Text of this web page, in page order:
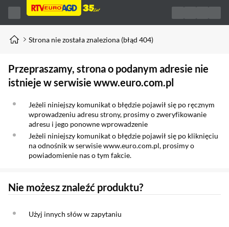
Strona nie została znaleziona (błąd 404)
Przepraszamy, strona o podanym adresie nie
istnieje w serwisie www.euro.com.pl
Jeżeli niniejszy komunikat o błędzie pojawił się po ręcznym
wprowadzeniu adresu strony, prosimy o zweryfikowanie
adresu i jego ponowne wprowadzenie
Jeżeli niniejszy komunikat o błędzie pojawił się po kliknięciu
na odnośnik w serwisie www.euro.com.pl, prosimy o
powiadomienie nas o tym fakcie.
Nie możesz znaleźć produktu?
Użyj innych słów w zapytaniu